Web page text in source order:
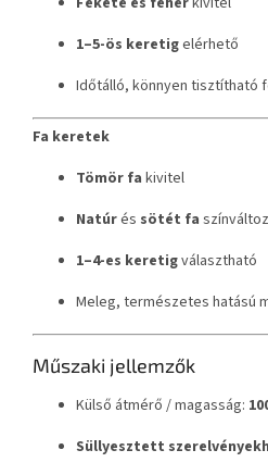
1–5-ös keretigelérhető
Időtálló, könnyen tisztítható
Fa keretek
Tömör fa kivitel
Natúrés sötét fa
1–4-es keretigválasztható
Meleg, természetes hatású
Műszaki jellemzők
Külső átmérő / magasság:
Süllyesztett